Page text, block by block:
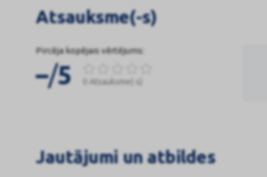
Atsauksme(-s)
Pircēja kopējais vērtējums:
–/5 0 Atsauksme(-s)
Jautājumi un atbildes